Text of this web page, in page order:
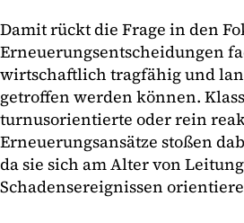
Damit rückt die Frage in den
Erneuerungsentscheidungen
wirtschaftlich tragfähig und
getroffen werden können.
turnusorientierte oder rein
Erneuerungsansätze stoßen
da sie sich am Alter von
Schadensereignissen